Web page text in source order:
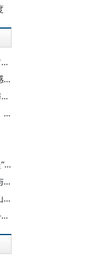
倪梁康：黑格尔之后的“新观念论”历史哲学：新黑格尔主义
何怀宏：情感的分类与平衡——一个情感的分析结构
梁议众：论康德的“我在思维”：经验性与先天性何以不相容
何俊：作为历史哲学典范的《五帝本纪》：华夏文明的历史叙事与价值形塑
李世平：圆教解决圆善：“物随心转”还是“心随德转”
宋志明：中国哲学思维方式：形而中学与形而上学之交融
郑泽绵：宇宙吾心，万物皆备——陆象山的无穷形而上学
李双套：论马克思对“抽象统治”的批判——兼论中国式现代化的超越性